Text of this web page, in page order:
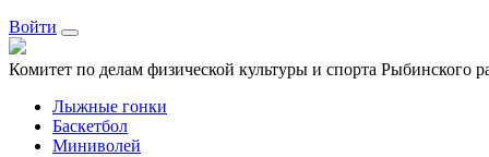
Войти
Комитет по делам физической культуры и спорта Рыбинского
Лыжные гонки
Баскетбол
Миниволей